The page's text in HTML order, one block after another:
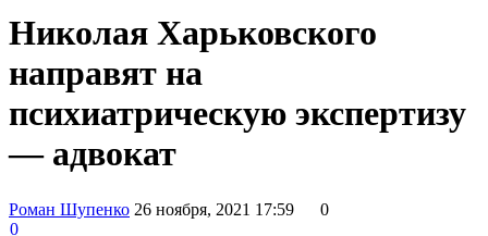
Николая Харьковского
направят на
психиатрическую экспертизу
— адвокат
Роман Шупенко 26 ноября, 2021 17:59
0
0